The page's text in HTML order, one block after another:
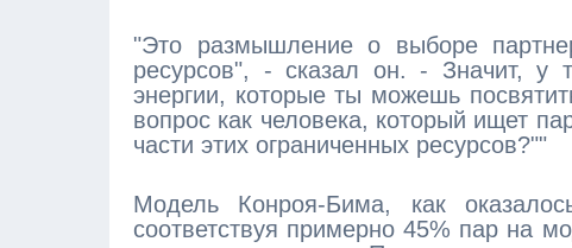
"Это размышление о выборе
ресурсов", - сказал он. - Значит, у
энергии, которые ты можешь
вопрос как человека, который ищет
части этих ограниченных ресурсов?""
Модель Конроя-Бима, как
соответствуя примерно 45% пар на